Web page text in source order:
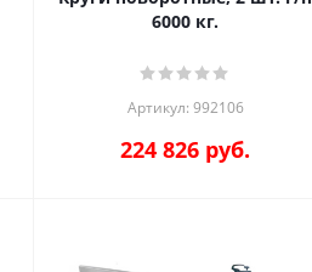
6000 кг.
Артикул: 992106
224 826 руб.